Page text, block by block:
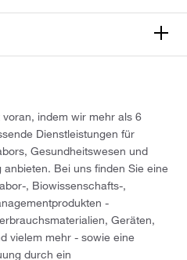
indem wir mehr als 6
Dienstleistungen für
Gesundheitswesen und
Bei uns finden Sie eine
, Biowissenschafts-,
-
Geräten,
vielem mehr - sowie eine
durch ein